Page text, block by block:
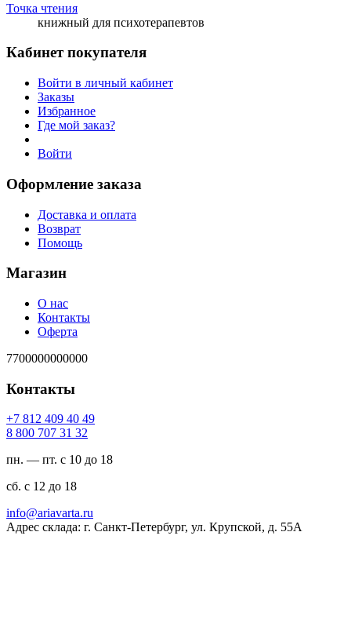
Точка чтения
книжный для психотерапевтов
Кабинет покупателя
Войти в личный кабинет
Заказы
Избранное
Где мой заказ?
Войти
Оформление заказа
Доставка и оплата
Возврат
Помощь
Магазин
О нас
Контакты
Оферта
7700000000000
Контакты
94 04 904 218 7+
23 13 707 008 8
пн. — пт. с 10 до 18
сб. с 12 до 18
ur.atravaira@ofni
Адрес склада: г. Санкт-Петербург, ул. Крупской, д. 55А